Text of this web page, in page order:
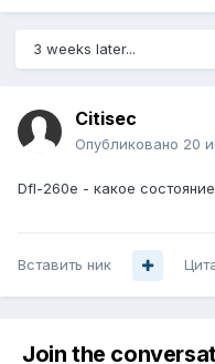
3 weeks later...
Citisec
Опубликовано 20
Dfl-260e - какое
Вставить ник
Join the